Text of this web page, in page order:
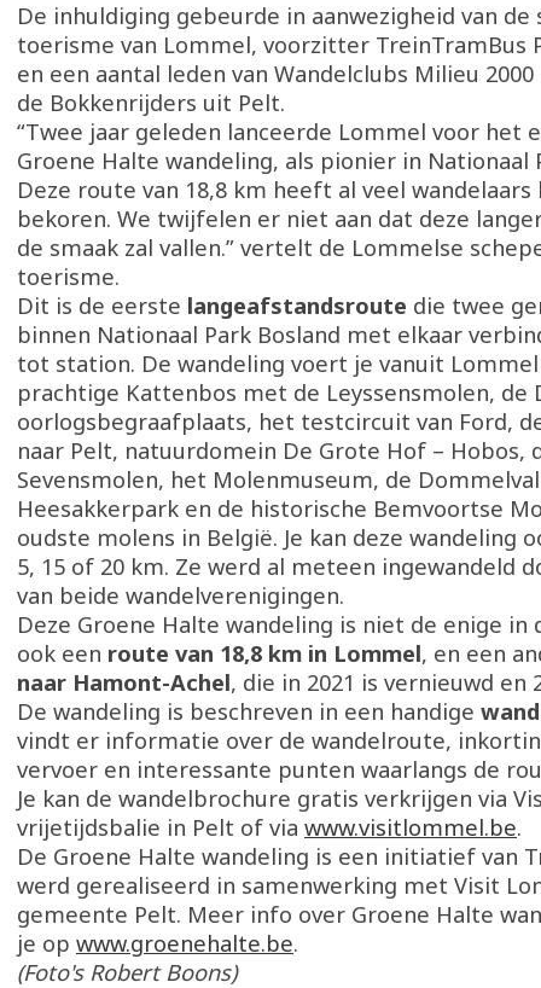
De inhuldiging gebeurde in aanwezigheid van de
toerisme van Lommel, voorzitter TreinTramBus
en een aantal leden van Wandelclubs Milieu
de Bokkenrijders uit Pelt.
“Twee jaar geleden lanceerde Lommel voor het
Groene Halte wandeling, als pionier in Nationaal
Deze route van 18,8 km heeft al veel wandelaars
bekoren. We twijfelen er niet aan dat deze
de smaak zal vallen.” vertelt de Lommelse
toerisme.
Dit is de eerste langeafstandsroute die twee
binnen Nationaal Park Bosland met elkaar
tot station. De wandeling voert je vanuit
prachtige Kattenbos met de Leyssensmolen, de
oorlogsbegraafplaats, het testcircuit van Ford,
naar Pelt, natuurdomein De Grote Hof – Hobos,
Sevensmolen, het Molenmuseum, de
Heesakkerpark en de historische Bemvoortse
oudste molens in België. Je kan deze wandeling
5, 15 of 20 km. Ze werd al meteen ingewandeld
van beide wandelverenigingen.
Deze Groene Halte wandeling is niet de enige in
ook een route van 18,8 km in Lommel, en een
naar Hamont-Achel, die in 2021 is vernieuwd en
De wandeling is beschreven in een handige
vindt er informatie over de wandelroute,
vervoer en interessante punten waarlangs de
Je kan de wandelbrochure gratis verkrijgen via
vrijetijdsbalie in Pelt of via www.visitlommel.be.
De Groene Halte wandeling is een initiatief van
werd gerealiseerd in samenwerking met Visit
gemeente Pelt. Meer info over Groene Halte
je op www.groenehalte.be.
(Foto's Robert Boons)